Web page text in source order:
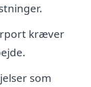
kræver
som